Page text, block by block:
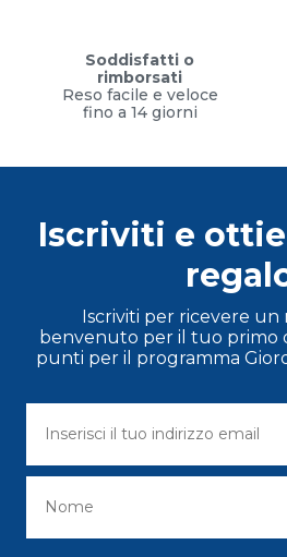
Soddisfatti o
rimborsati
Reso facile e veloce
fino a 14 giorni
Iscriviti e
Iscriviti per ricevere un
benvenuto per il tuo primo
punti per il programma